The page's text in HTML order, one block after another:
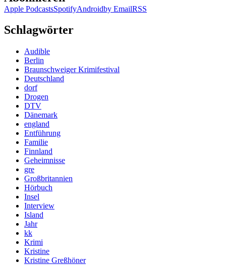
Apple PodcastsSpotifyAndroidby EmailRSS
Schlagwörter
Audible
Berlin
Braunschweiger Krimifestival
Deutschland
dorf
Drogen
DTV
Dänemark
england
Entführung
Familie
Finnland
Geheimnisse
gre
Großbritannien
Hörbuch
Insel
Interview
Island
Jahr
kk
Krimi
Kristine
Kristine Greßhöner